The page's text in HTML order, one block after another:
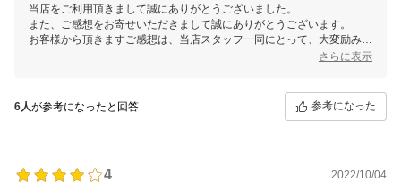
因みにやっぱり水止めはぽたぽたと出てきますし、シャワーの元
をとめても、ヘッドに溜まったお湯が暫くぽたぽたしていて切れ
は悪いです(笑)
4人家族中3人に髪質変化あり、1人は肌がツルツルになったとの
全く変化ないと言ったのは我が家で1番若い20歳の娘だけでした
当店をご利用頂きまして誠にありがとうございました。
また、ご感想をお寄せいただきまして誠にありがとうございます。
お客様から頂きますご感想は、当店スタッフ一同にとって、大変励みと
なります。今後共お客様にご満足いただけますよう、更なる努力をして
さらに表示
6人が参考になったと回答 参考になった
4
2022/10/04